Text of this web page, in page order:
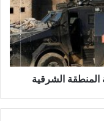
الشرقية